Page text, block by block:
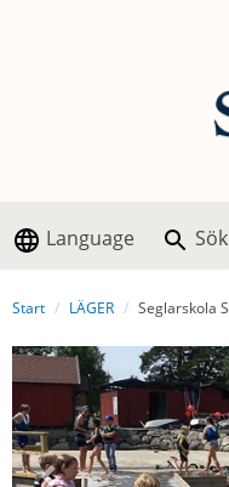
Language Sök
Start LÄGER Seglarskola